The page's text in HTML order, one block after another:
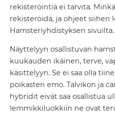
rekisteröintiä ei tarvita.
rekisteröidä, ja ohjeet siihen
Hamsteriyhdistyksen sivuilta.
Näyttelyyn osallistuvan
kuukauden ikäinen, terve,
käsittelyyn. Se ei saa olla
poikasten emo. Talvikon ja
hybridit eivät saa osallistua
lemmikkiluokkiin ne ovat